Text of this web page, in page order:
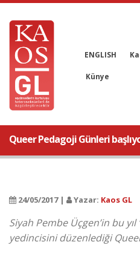
ENGLISH
Künye
Queer Pedagoji Günleri
24/05/2017 | Yazar: Kaos GL
Siyah Pembe Üçgen’in bu yıl
yedincisini düzenlediği